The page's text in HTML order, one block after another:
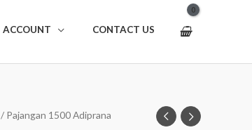
ACCOUNT CONTACT US
/ Pajangan 1500 Adiprana